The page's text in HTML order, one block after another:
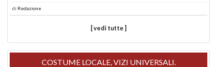
di Redazione
[ vedi tutte ]
COSTUME LOCALE, VIZI UNIVERSALI.